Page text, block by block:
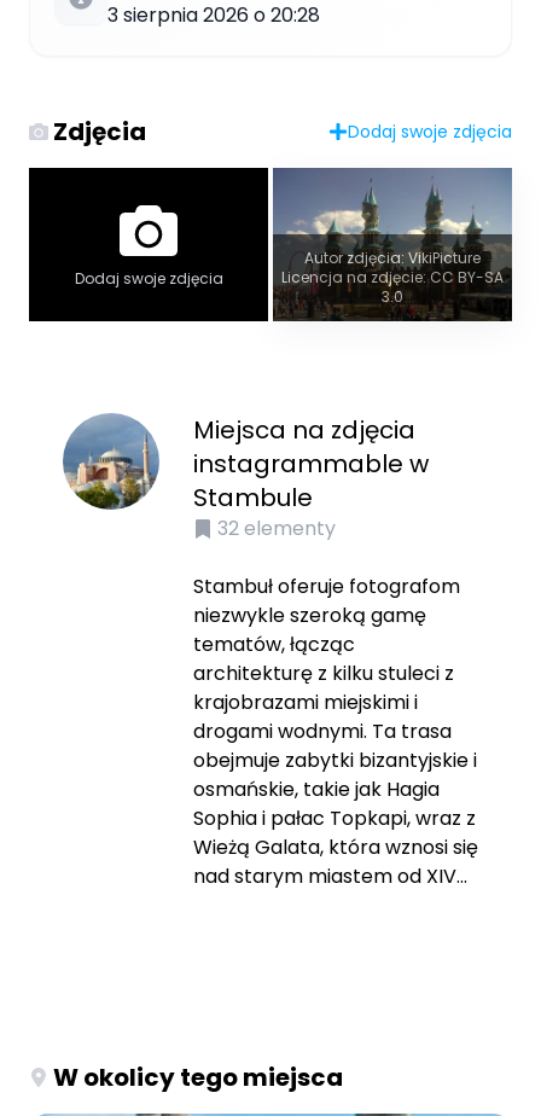
3 sierpnia 2026 o 20:28
Zdjęcia Dodaj swoje zdjęcia
Dodaj swoje zdjęcia
Autor zdjęcia: VikiPicture
Licencja na zdjęcie: CC BY-SA
3.0
Miejsca na zdjęcia
instagrammable w
Stambule
32elementy
Stambuł oferuje fotografom
niezwykle szeroką gamę
tematów, łącząc
architekturę z kilku stuleci z
krajobrazami miejskimi i
drogami wodnymi. Ta trasa
obejmuje zabytki bizantyjskie i
osmańskie, takie jak Hagia
Sophia i pałac Topkapi, wraz z
Wieżą Galata, która wznosi się
nad starym miastem od XIV...
W okolicy tego miejsca